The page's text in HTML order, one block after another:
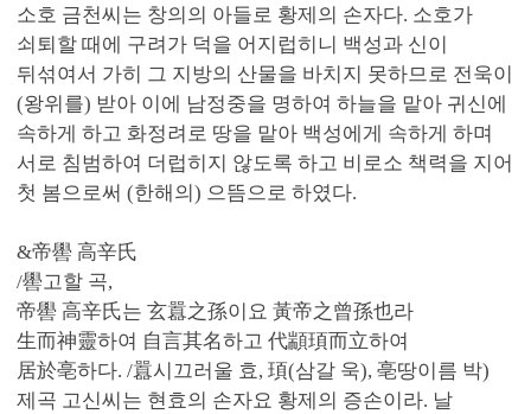
소호 금천씨는 창의의 아들로 황제의 손자다. 소호가
쇠퇴할 때에 구려가 덕을 어지럽히니 백성과 신이
뒤섞여서 가히 그 지방의 산물을 바치지 못하므로 전욱이
(왕위를) 받아 이에 남정중을 명하여 하늘을 맡아 귀신에
속하게 하고 화정려로 땅을 맡아 백성에게 속하게 하며
서로 침범하여 더럽히지 않도록 하고 비로소 책력을 지어
첫 봄으로써 (한해의) 으뜸으로 하였다.
&帝嚳 高辛氏
/嚳고할 곡,
帝嚳 高辛氏는 玄囂之孫이요 黃帝之曾孫也라
生而神靈하여 自言其名하고 代顓頊而立하여
居於亳하다. /囂시끄러울 효, 頊(삼갈 욱), 亳땅이름 박)
제곡 고신씨는 현효의 손자요 황제의 증손이라. 날